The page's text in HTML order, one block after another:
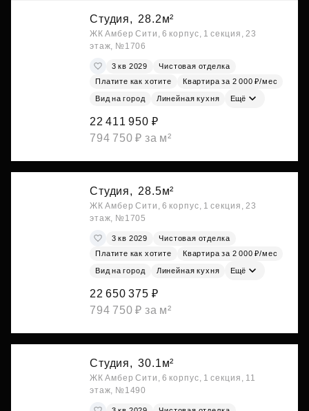
Студия, 28.2м²
ЖК Амбер Сити, 6 корпус, 1 секция, 23
этаж, №1706
3 кв 2029
Чистовая отделка
Платите как хотите
Квартира за 2 000 ₽/мес
Вид на город Линейная кухня Ещё
22 411 950 ₽
794 750 ₽ за м²
Студия, 28.5м²
ЖК Амбер Сити, 6 корпус, 1 секция, 23
этаж, №1705
3 кв 2029
Чистовая отделка
Платите как хотите
Квартира за 2 000 ₽/мес
Вид на город Линейная кухня Ещё
22 650 375 ₽
794 750 ₽ за м²
Студия, 30.1м²
ЖК Амбер Сити, 6 корпус, 1 секция, 11
этаж, №1490